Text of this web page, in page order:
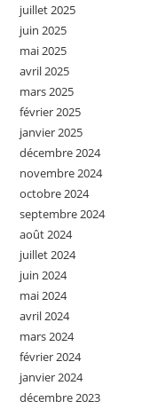
juillet 2025
juin 2025
mai 2025
avril 2025
mars 2025
février 2025
janvier 2025
décembre 2024
novembre 2024
octobre 2024
septembre 2024
août 2024
juillet 2024
juin 2024
mai 2024
avril 2024
mars 2024
février 2024
janvier 2024
décembre 2023